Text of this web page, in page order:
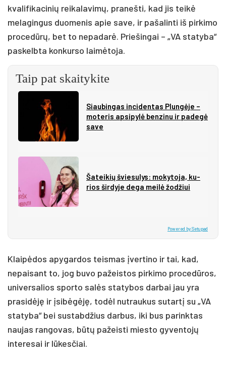
kvalifikacinių reikalavimų, pranešti, kad jis teikė
melagingus duomenis apie save, ir pašalinti iš pirkimo
procedūrų, bet to nepadarė. Priešingai – „VA statyba“
paskelbta konkurso laimėtoja.
Taip pat skaitykite
Siau­bin­gas in­ci­den­tas Plun­gė­je –
mo­te­ris ap­si­py­lė ben­zi­nu ir pa­de­gė
sa­ve
Ša­tei­kių švie­su­lys: mo­ky­to­ja, ku­
rios šir­dy­je de­ga mei­lė žo­džiui
Powered by Setupad
Klaipėdos apygardos teismas įvertino ir tai, kad,
nepaisant to, jog buvo pažeistos pirkimo procedūros,
universalios sporto salės statybos darbai jau yra
prasidėję ir įsibėgėję, todėl nutraukus sutartį su „VA
statyba“ bei sustabdžius darbus, iki bus parinktas
naujas rangovas, būtų pažeisti miesto gyventojų
interesai ir lūkesčiai.